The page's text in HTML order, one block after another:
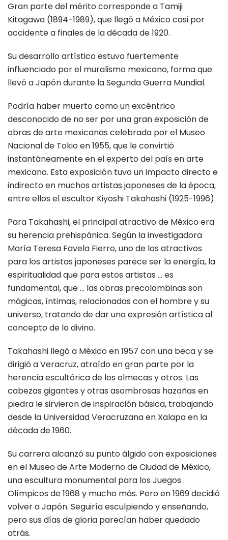
Gran parte del mérito corresponde a Tamiji
Kitagawa (1894-1989), que llegó a México casi por
accidente a finales de la década de 1920.
Su desarrollo artístico estuvo fuertemente
influenciado por el muralismo mexicano, forma que
llevó a Japón durante la Segunda Guerra Mundial.
Podría haber muerto como un excéntrico
desconocido de no ser por una gran exposición de
obras de arte mexicanas celebrada por el Museo
Nacional de Tokio en 1955, que le convirtió
instantáneamente en el experto del país en arte
mexicano. Esta exposición tuvo un impacto directo e
indirecto en muchos artistas japoneses de la época,
entre ellos el escultor Kiyoshi Takahashi (1925-1996).
Para Takahashi, el principal atractivo de México era
su herencia prehispánica. Según la investigadora
María Teresa Favela Fierro, uno de los atractivos
para los artistas japoneses parece ser la energía, la
espiritualidad que para estos artistas … es
fundamental, que … las obras precolombinas son
mágicas, íntimas, relacionadas con el hombre y su
universo, tratando de dar una expresión artística al
concepto de lo divino.
Takahashi llegó a México en 1957 con una beca y se
dirigió a Veracruz, atraído en gran parte por la
herencia escultórica de los olmecas y otros. Las
cabezas gigantes y otras asombrosas hazañas en
piedra le sirvieron de inspiración básica, trabajando
desde la Universidad Veracruzana en Xalapa en la
década de 1960.
Su carrera alcanzó su punto álgido con exposiciones
en el Museo de Arte Moderno de Ciudad de México,
una escultura monumental para los Juegos
Olímpicos de 1968 y mucho más. Pero en 1969 decidió
volver a Japón. Seguiría esculpiendo y enseñando,
pero sus días de gloria parecían haber quedado
atrás.